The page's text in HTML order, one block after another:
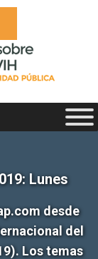
Lunes
desde
del
Los temas